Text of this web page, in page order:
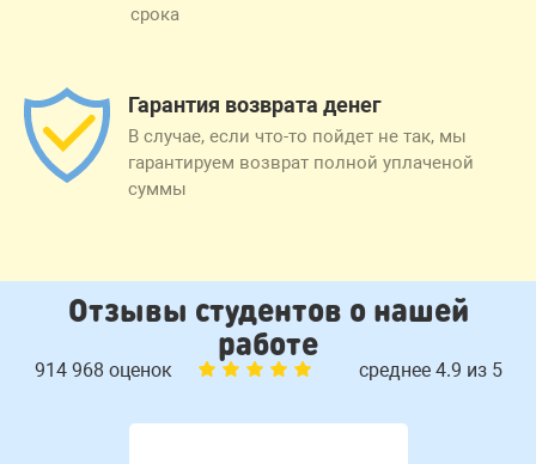
срока
Гарантия возврата денег
В случае, если что-то пойдет не так, мы
гарантируем возврат полной уплаченой
суммы
Отзывы студентов о нашей
работе
914 968 оценок среднее 4.9 из 5